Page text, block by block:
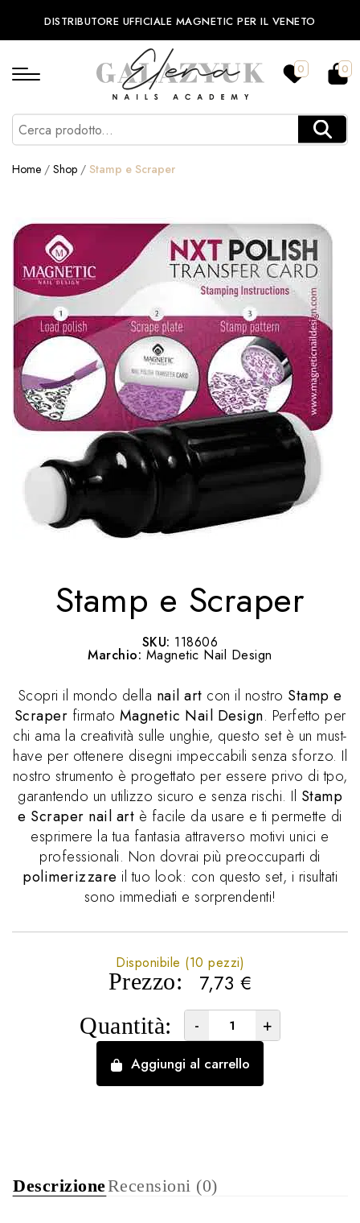
DISTRIBUTORE UFFICIALE MAGNETIC PER IL VENETO
0 0
Home / Shop / Stamp e Scraper
Stamp e Scraper
SKU: 118606
Marchio: Magnetic Nail Design
Scopri il mondo della nail art con il nostro Stamp e
Scraper firmato Magnetic Nail Design. Perfetto per
chi ama la creatività sulle unghie, questo set è un must-
have per ottenere disegni impeccabili senza sforzo. Il
nostro strumento è progettato per essere privo di tpo,
garantendo un utilizzo sicuro e senza rischi. Il Stamp
e Scraper nail art è facile da usare e ti permette di
esprimere la tua fantasia attraverso motivi unici e
professionali. Non dovrai più preoccuparti di
polimerizzare il tuo look: con questo set, i risultati
sono immediati e sorprendenti!
Prezzo: 7,73 €
Disponibile (10 pezzi)
Quantità: - +
Aggiungi al carrello
DescrizioneRecensioni (0)